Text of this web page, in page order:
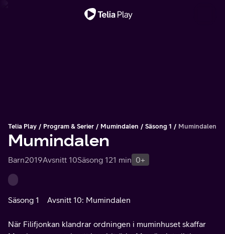
Telia Play Program & Serier Mumindalen Säsong 1 Mumindalen
Mumindalen
Barn2019Avsnitt 10Säsong 121 min 0+
Säsong 1 Avsnitt 10: Mumindalen
När Filifjonkan klandrar ordningen i muminhuset skaffar